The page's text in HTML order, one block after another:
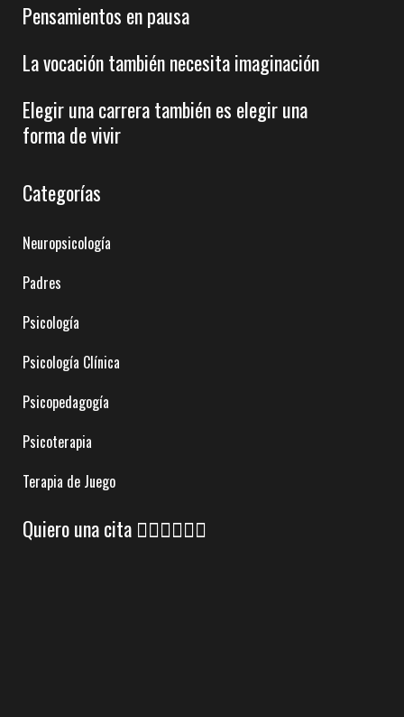
Pensamientos en pausa
La vocación también necesita imaginación
Elegir una carrera también es elegir una
forma de vivir
Categorías
Neuropsicología
Padres
Psicología
Psicología Clínica
Psicopedagogía
Psicoterapia
Terapia de Juego
Quiero una cita 👇🏼👇🏼👇🏼